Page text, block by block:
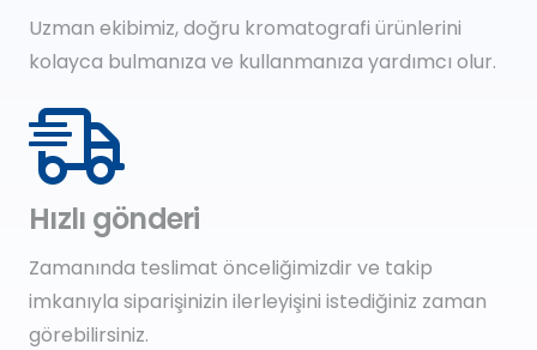
Uzman ekibimiz, doğru kromatografi ürünlerini
kolayca bulmanıza ve kullanmanıza yardımcı olur.
Hızlı gönderi
Zamanında teslimat önceliğimizdir ve takip
imkanıyla siparişinizin ilerleyişini istediğiniz zaman
görebilirsiniz.